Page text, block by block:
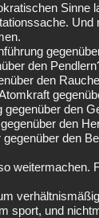
Sinne
den
den
gegenüber den
den
den
weitermachen.
sport, und